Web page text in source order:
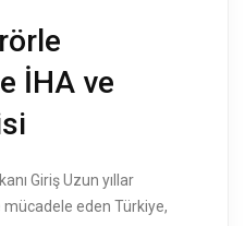
İHA ve
Giriş Uzun yıllar
eden Türkiye,